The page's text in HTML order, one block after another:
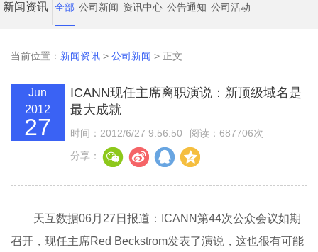
新闻资讯 全部 公司新闻 资讯中心 公告通知 公司活动
当前位置： 新闻资讯 >公司新闻 > 正文
Jun
2012
27
ICANN现任主席离职演说：新顶级域名是
最大成就
时间：2012/6/27 9:56:50
阅读：687706次
分享：
天互数据06月27日报道：ICANN第44次公众会议如期
召开，现任主席Red Beckstrom发表了演说，这也很有可能